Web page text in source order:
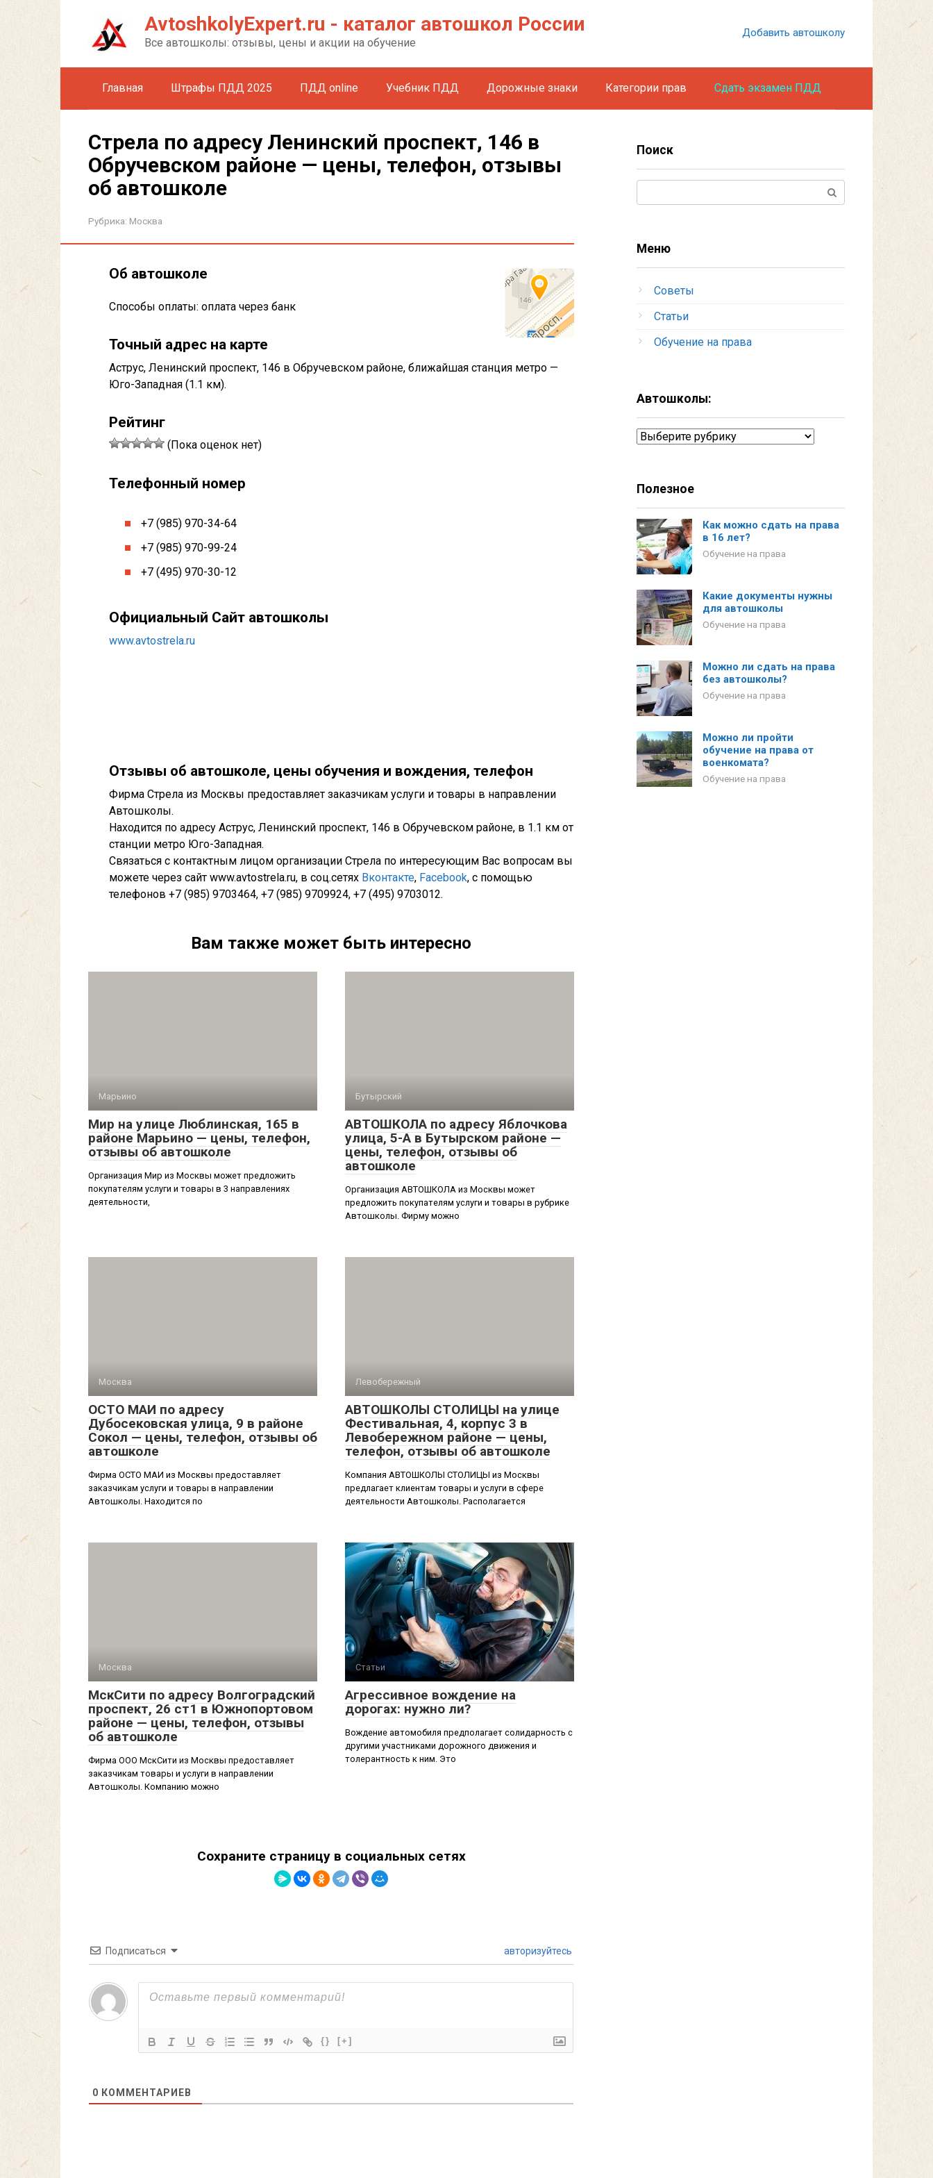
AvtoshkolyExpert.ru - каталог автошкол России
Все автошколы: отзывы, цены и акции на обучение
Добавить автошколу
Главная Штрафы ПДД 2025 ПДД online Учебник ПДД Дорожные знаки Категории прав Сдать экзамен ПДД
Стрела по адресу Ленинский проспект, 146 в
Обручевском районе — цены, телефон, отзывы
об автошколе
Рубрика: Москва
Об автошколе
Способы оплаты: оплата через банк
Точный адрес на карте
Аструс, Ленинский проспект, 146 в Обручевском районе, ближайшая станция метро —
Юго-Западная (1.1 км).
Рейтинг
(Пока оценок нет)
Телефонный номер
+7 (985) 970-34-64
+7 (985) 970-99-24
+7 (495) 970-30-12
Официальный Сайт автошколы
www.avtostrela.ru
Отзывы об автошколе, цены обучения и вождения, телефон
Фирма Стрела из Москвы предоставляет заказчикам услуги и товары в направлении
Автошколы.
Находится по адресу Аструс, Ленинский проспект, 146 в Обручевском районе, в 1.1 км от
станции метро Юго-Западная.
Связаться с контактным лицом организации Стрела по интересующим Вас вопросам вы
можете через сайт www.avtostrela.ru, в соц.сетях Вконтакте, Facebook, с помощью
телефонов +7 (985) 9703464, +7 (985) 9709924, +7 (495) 9703012.
Вам также может быть интересно
Марьино
Мир на улице Люблинская, 165 в
районе Марьино — цены, телефон,
отзывы об автошколе
Организация Мир из Москвы может предложить
покупателям услуги и товары в 3 направлениях
деятельности,
Бутырский
АВТОШКОЛА по адресу Яблочкова
улица, 5-А в Бутырском районе —
цены, телефон, отзывы об
автошколе
Организация АВТОШКОЛА из Москвы может
предложить покупателям услуги и товары в рубрике
Автошколы. Фирму можно
Москва
ОСТО МАИ по адресу
Дубосековская улица, 9 в районе
Сокол — цены, телефон, отзывы об
автошколе
Фирма ОСТО МАИ из Москвы предоставляет
заказчикам услуги и товары в направлении
Автошколы. Находится по
Левобережный
АВТОШКОЛЫ СТОЛИЦЫ на улице
Фестивальная, 4, корпус 3 в
Левобережном районе — цены,
телефон, отзывы об автошколе
Компания АВТОШКОЛЫ СТОЛИЦЫ из Москвы
предлагает клиентам товары и услуги в сфере
деятельности Автошколы. Располагается
Москва
МскСити по адресу Волгоградский
проспект, 26 ст1 в Южнопортовом
районе — цены, телефон, отзывы
об автошколе
Фирма ООО МскСити из Москвы предоставляет
заказчикам товары и услуги в направлении
Автошколы. Компанию можно
Статьи
Агрессивное вождение на
дорогах: нужно ли?
Вождение автомобиля предполагает солидарность с
другими участниками дорожного движения и
толерантность к ним. Это
Сохраните страницу в социальных сетях
Подписаться авторизуйтесь
{} [+]
0 КОММЕНТАРИЕВ
Поиск
Меню
Советы
Статьи
Обучение на права
Автошколы:
Автошколы:
Полезное
Как можно сдать на права
в 16 лет?
Обучение на права
Какие документы нужны
для автошколы
Обучение на права
Можно ли сдать на права
без автошколы?
Обучение на права
Можно ли пройти
обучение на права от
военкомата?
Обучение на права